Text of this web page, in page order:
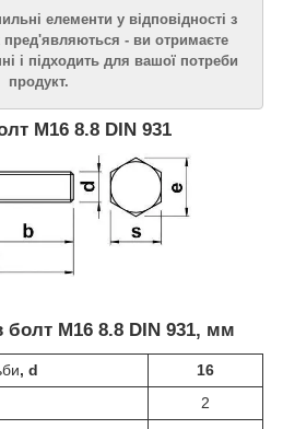
елементи у відповідності з
- ви отримаєте
і підходить для вашої потреби
продукт.
М16 8.8 DIN931
болт М16 8.8 DIN931, мм
, d
16
2